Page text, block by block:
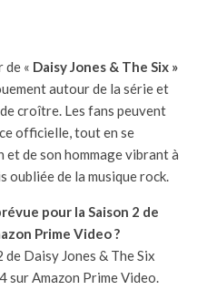
de « Daisy Jones & The Six »
autour de la série et
croître. Les fans peuvent
officielle, tout en se
de son hommage vibrant à
oubliée de la musique rock.
pour la Saison 2 de
Prime Video ?
Daisy Jones & The Six
Amazon Prime Video.